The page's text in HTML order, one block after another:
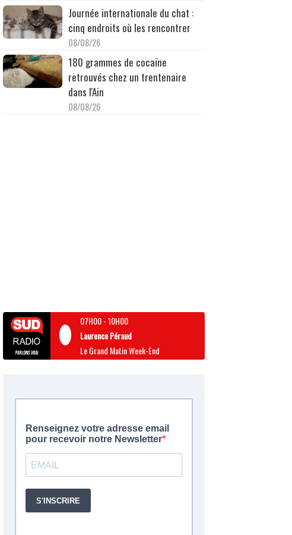
Journée internationale du chat :
cinq endroits où les rencontrer
08/08/26
180 grammes de cocaïne
retrouvés chez un trentenaire
dans l'Ain
08/08/26
07H00-10H00
Laurence Péraud
Le Grand Matin Week-End